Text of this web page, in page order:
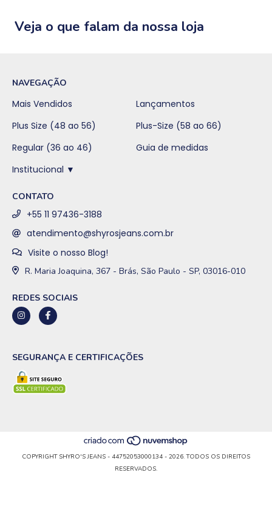
Veja o que falam da nossa loja
NAVEGAÇÃO
Mais Vendidos
Lançamentos
Plus Size (48 ao 56)
Plus-Size (58 ao 66)
Regular (36 ao 46)
Guia de medidas
Institucional ▼
CONTATO
+55 11 97436-3188
atendimento@shyrosjeans.com.br
Visite o nosso Blog!
R. Maria Joaquina, 367 - Brás, São Paulo - SP, 03016-010
REDES SOCIAIS
SEGURANÇA E CERTIFICAÇÕES
COPYRIGHT SHYRO'S JEANS - 44752053000134 - 2026. TODOS OS DIREITOS
RESERVADOS.